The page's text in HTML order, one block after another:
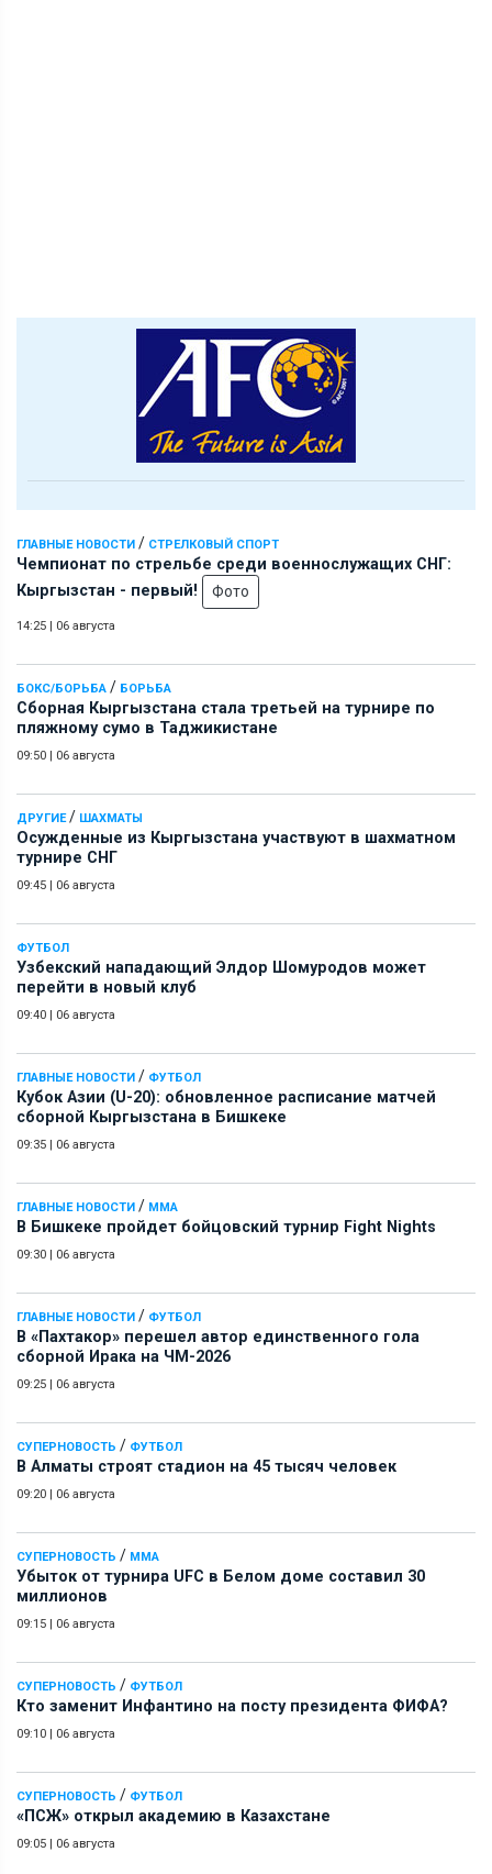
ГЛАВНЫЕ НОВОСТИ / СТРЕЛКОВЫЙ СПОРТ
Чемпионат по стрельбе среди военнослужащих СНГ:
Кыргызстан - первый!
Фото
14:25 | 06 августа
БОКС/БОРЬБА / БОРЬБА
Сборная Кыргызстана стала третьей на турнире по
пляжному сумо в Таджикистане
09:50 | 06 августа
ДРУГИЕ/ ШАХМАТЫ
Осужденные из Кыргызстана участвуют в шахматном
турнире СНГ
09:45 | 06 августа
ФУТБОЛ
Узбекский нападающий Элдор Шомуродов может
перейти в новый клуб
09:40 | 06 августа
ГЛАВНЫЕ НОВОСТИ / ФУТБОЛ
Кубок Азии (U-20): обновленное расписание матчей
сборной Кыргызстана в Бишкеке
09:35 | 06 августа
ГЛАВНЫЕ НОВОСТИ / ММА
В Бишкеке пройдет бойцовский турнир Fight Nights
09:30 | 06 августа
ГЛАВНЫЕ НОВОСТИ / ФУТБОЛ
В «Пахтакор» перешел автор единственного гола
сборной Ирака на ЧМ-2026
09:25 | 06 августа
СУПЕРНОВОСТЬ / ФУТБОЛ
В Алматы строят стадион на 45 тысяч человек
09:20 | 06 августа
СУПЕРНОВОСТЬ / ММА
Убыток от турнира UFC в Белом доме составил 30
миллионов
09:15 | 06 августа
СУПЕРНОВОСТЬ / ФУТБОЛ
Кто заменит Инфантино на посту президента ФИФА?
09:10 | 06 августа
СУПЕРНОВОСТЬ / ФУТБОЛ
«ПСЖ» открыл академию в Казахстане
09:05 | 06 августа